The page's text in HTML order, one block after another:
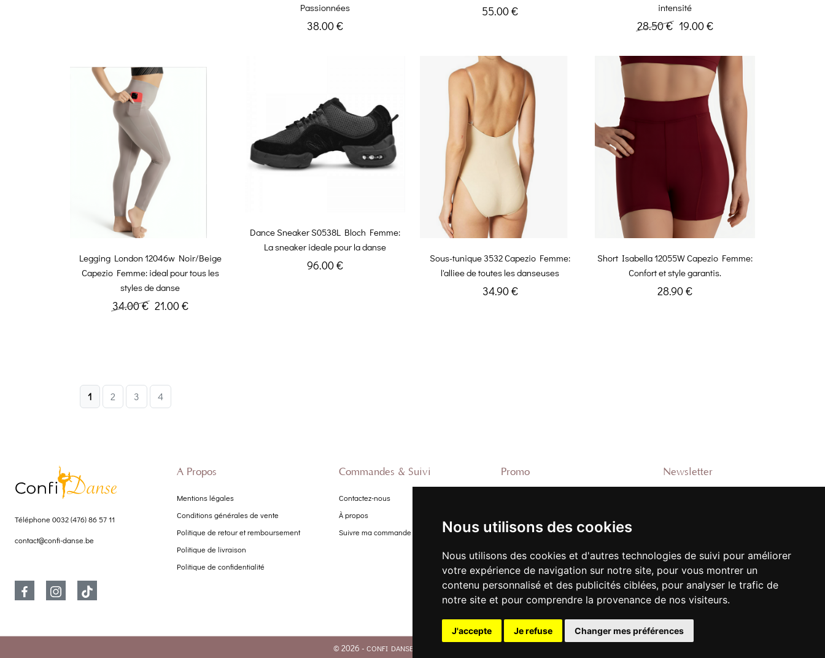
Nous utilisons des cookies
Nous utilisons des cookies et d'autres technologies de suivi pour améliorer
votre expérience de navigation sur notre site, pour vous montrer un
contenu personnalisé et des publicités ciblées, pour analyser le trafic de
notre site et pour comprendre la provenance de nos visiteurs.
J'accepte Je refuse Changer mes préférences
Passionnées
38.00 €
55.00 €
intensité
28.50 € 19.00 €
Legging London 12046w Noir/Beige
Capezio Femme: ideal pour tous les
styles de danse
34.00 € 21.00 €
Dance Sneaker S0538L Bloch Femme:
La sneaker ideale pour la danse
96.00 €
Sous-tunique 3532 Capezio Femme:
l'alliee de toutes les danseuses
34.90 €
Short Isabella 12055W Capezio Femme:
Confort et style garantis.
28.90 €
1 2 3 4
Téléphone 0032 (476) 86 57 11
contact@confi-danse.be
À Propos
Mentions légales
Conditions générales de vente
Politique de retour et remboursement
Politique de livraison
Politique de confidentialité
Commandes & Suivi
Contactez-nous
À propos
Suivre ma commande
Promo
Promo Homme
Promo Enfant
Newsletter
M'ENREGISTRER
© 2026 - CONFI DANSE